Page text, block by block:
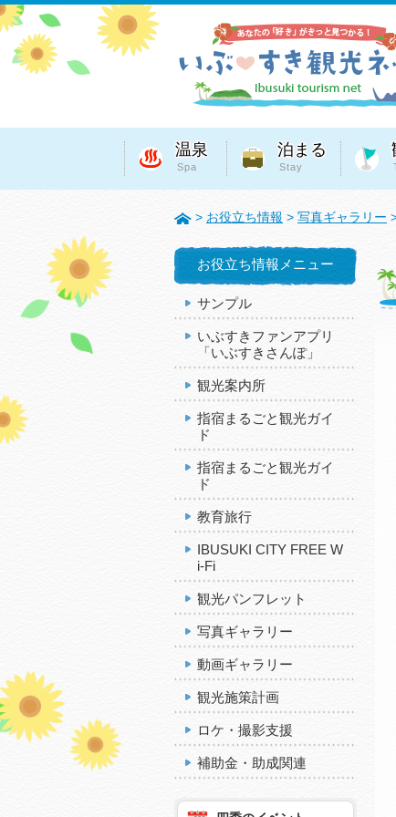
温泉
Spa
泊まる
Stay
> お役立ち情報 > 写真ギャラリー
お役立ち情報メニュー
サンプル
いぶすきファンアプリ
「いぶすきさんぽ」
観光案内所
指宿まるごと観光ガイ
ド
指宿まるごと観光ガイ
ド
教育旅行
IBUSUKI CITY FREE W
i-Fi
観光パンフレット
写真ギャラリー
動画ギャラリー
観光施策計画
ロケ・撮影支援
補助金・助成関連